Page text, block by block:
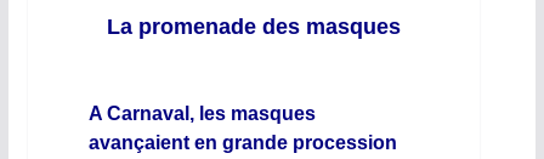
La promenade des masques
A Carnaval, les masques
avançaient en grande procession